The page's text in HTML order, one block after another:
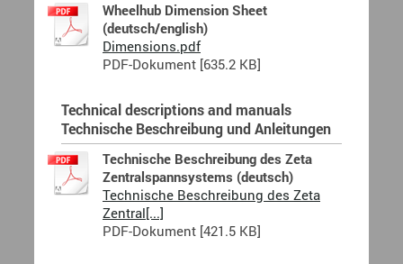
Wheelhub Dimension Sheet
(deutsch/english)
Dimensions.pdf
PDF-Dokument [635.2 KB]
Technical descriptions and manuals
Technische Beschreibung und Anleitungen
Technische Beschreibung des Zeta
Zentralspannsystems (deutsch)
Technische Beschreibung des Zeta
Zentral[...]
PDF-Dokument [421.5 KB]